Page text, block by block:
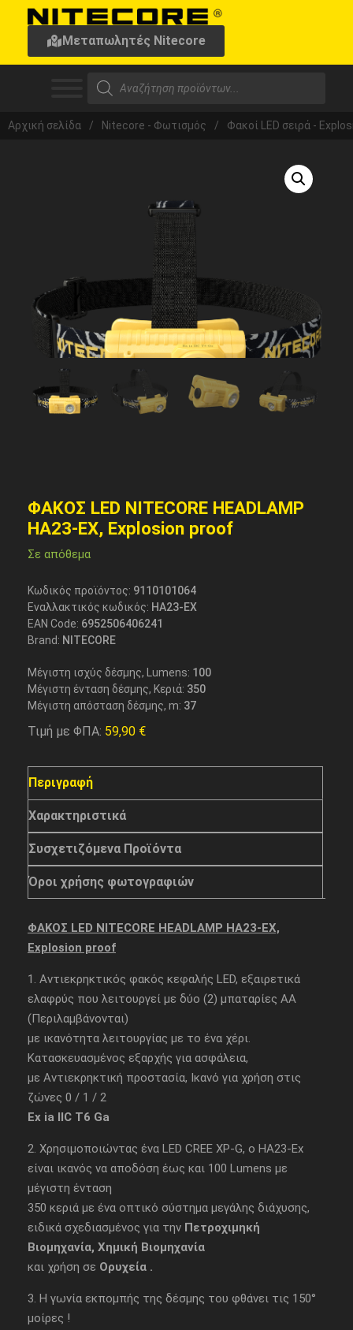
Μεταπωλητές Nitecore
Αρχική σελίδα / Nitecore - Φωτισμός / Φακοί LED σειρά -
ΦΑΚΟΣ LED NITECORE HEADLAMP
HA23-EX, Explosion proof
Σε απόθεμα
Κωδικός προϊόντος: 9110101064
Εναλλακτικός κωδικός: HA23-EX
EAN Code: 6952506406241
Brand: NITECORE
Μέγιστη ισχύς δέσμης, Lumens: 100
Μέγιστη ένταση δέσμης, Κεριά: 350
Μέγιστη απόσταση δέσμης, m: 37
Τιμή με ΦΠΑ: 59,90 €
Περιγραφή
Χαρακτηριστικά
Συσχετιζόμενα Προϊόντα
Όροι χρήσης φωτογραφιών
ΦΑΚΟΣ LED NITECORE HEADLAMP HA23-EX,
Explosion proof
1. Αντιεκρηκτικός φακός κεφαλής LED, εξαιρετικά
ελαφρύς που λειτουργεί με δύο (2) μπαταρίες ΑΑ
(Περιλαμβάνονται)
με ικανότητα λειτουργίας με το ένα χέρι.
Κατασκευασμένος εξαρχής για ασφάλεια,
με Αντιεκρηκτική προστασία, Ικανό για χρήση στις
ζώνες 0 / 1 / 2
Ex ia IIC T6 Ga
2. Χρησιμοποιώντας ένα LED CREE XP-G, ο HA23-Ex
είναι ικανός να αποδόση έως και 100 Lumens με
μέγιστη ένταση
350 κεριά με ένα οπτικό σύστημα μεγάλης διάχυσης,
ειδικά σχεδιασμένος για την Πετροχιμηκή
Βιομηχανία, Χημική Βιομηχανία
και χρήση σε Ορυχεία .
3. Η γωνία εκπομπής της δέσμης του φθάνει τις 150°
μοίρες !